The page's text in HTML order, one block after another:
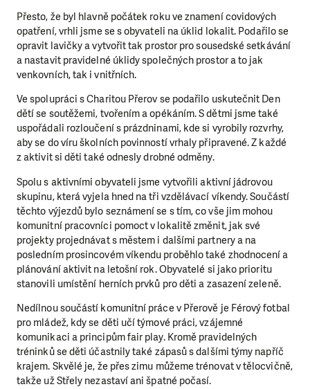
Přesto, že byl hlavně počátek roku ve znamení covidových
opatření, vrhli jsme se s obyvateli na úklid lokalit. Podařilo se
opravit lavičky a vytvořit tak prostor pro sousedské setkávání
a nastavit pravidelné úklidy společných prostor a to jak
venkovních, tak i vnitřních.
Ve spolupráci s Charitou Přerov se podařilo uskutečnit Den
dětí se soutěžemi, tvořením a opékáním. S dětmi jsme také
uspořádali rozloučení s prázdninami, kde si vyrobily rozvrhy,
aby se do víru školních povinností vrhaly připravené. Z každé
z aktivit si děti také odnesly drobné odměny.
Spolu s aktivními obyvateli jsme vytvořili aktivní jádrovou
skupinu, která vyjela hned na tři vzdělávací víkendy. Součástí
těchto výjezdů bylo seznámení se s tím, co vše jim mohou
komunitní pracovníci pomoct v lokalitě změnit, jak své
projekty projednávat s městem i dalšími partnery a na
posledním prosincovém víkendu proběhlo také zhodnocení a
plánování aktivit na letošní rok. Obyvatelé si jako prioritu
stanovili umístění herních prvků pro děti a zasazení zeleně.
Nedílnou součástí komunitní práce v Přerově je Férový fotbal
pro mládež, kdy se děti učí týmové práci, vzájemné
komunikaci a principům fair play. Kromě pravidelných
tréninků se děti účastnily také zápasů s dalšími týmy napříč
krajem. Skvělé je, že přes zimu můžeme trénovat v tělocvičně,
takže už Střely nezastaví ani špatné počasí.